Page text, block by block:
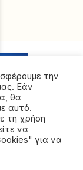
ρητά η
άδεια
την
Εάν
θα
αυτό.
τη χρήση
να
για να